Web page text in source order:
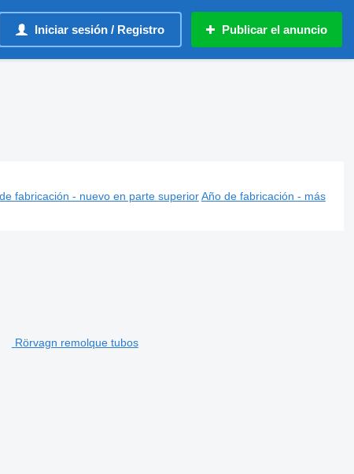
Iniciar sesión / Registro Publicar el anuncio
fabricación - nuevo en parte superior Año de fabricación - más
Rörvagn remolque tubos